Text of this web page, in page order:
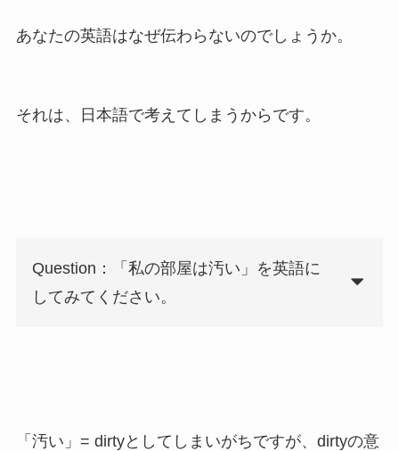
あなたの英語はなぜ伝わらないのでしょうか。
それは、日本語で考えてしまうからです。
Question：「私の部屋は汚い」を英語に
してみてください。
「汚い」= dirtyとしてしまいがちですが、dirtyの意